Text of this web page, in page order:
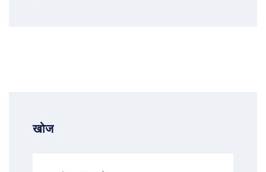
खोज